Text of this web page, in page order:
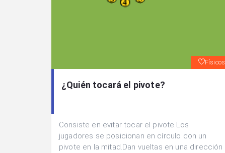
Físicos
¿Quién tocará el pivote?
Consiste en evitar tocar el pivote.Los
jugadores se posicionan en círculo con un
pivote en la mitad.Dan vueltas en una dirección